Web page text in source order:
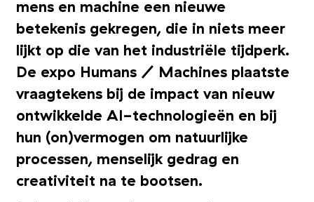
mens en machine een nieuwe
betekenis gekregen, die in niets meer
lijkt op die van het industriële tijdperk.
De expo Humans / Machines plaatste
vraagtekens bij de impact van nieuw
ontwikkelde AI-technologieën en bij
hun (on)vermogen om natuurlijke
processen, menselijk gedrag en
creativiteit na te bootsen.